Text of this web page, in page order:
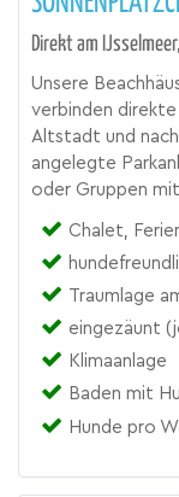
Direkt am
Unsere
verbinden direkte
Altstadt und
angelegte
oder Gruppen
Chalet,
Traumlage
eingezäunt
Klimaanlage
Baden mit
Hunde pro